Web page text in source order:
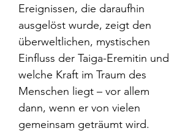
Ereignissen, die daraufhin
ausgelöst wurde, zeigt den
überweltlichen, mystischen
Einfluss der Taiga-Eremitin und
welche Kraft im Traum des
Menschen liegt – vor allem
dann, wenn er von vielen
gemeinsam geträumt wird.